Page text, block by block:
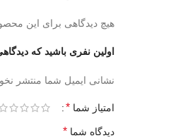
هیچ دیدگاهی برای این
اولین نفری باشید که
نشانی ایمیل شما منتشر
امتیاز شما *
دیدگاه شما *